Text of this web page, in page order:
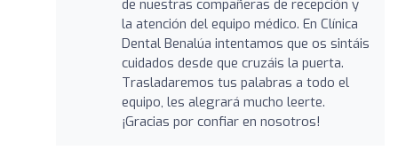
de nuestras compañeras de recepción y
la atención del equipo médico. En Clínica
Dental Benalúa intentamos que os sintáis
cuidados desde que cruzáis la puerta.
Trasladaremos tus palabras a todo el
equipo, les alegrará mucho leerte.
¡Gracias por confiar en nosotros!